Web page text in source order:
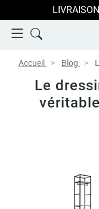
Paiement
Accueil Blog
Le